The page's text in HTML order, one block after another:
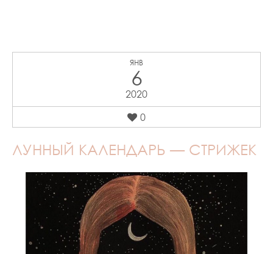
ЯНВ
6
2020
0
ЛУННЫЙ КАЛЕНДАРЬ — СТРИЖЕК